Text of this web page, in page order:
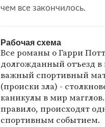
чем все закончилось.
Рабочая схема
Все романы о Гарри
долгожданный отъезд
важный спортивный
(происки зла) -
каникулы в мир
правило, происходят
спортивным событием.